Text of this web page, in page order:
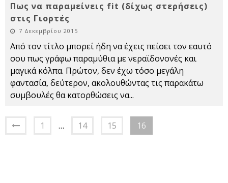
Πως να παραμείνεις fit (δίχως στερήσεις)
στις Γιορτές
7 Δεκεμβρίου 2015
Από τον τίτλο μπορεί ήδη να έχεις πείσει τον εαυτό
σου πως γράφω παραμύθια με νεραϊδονονές και
μαγικά κόλπα. Πρώτον, δεν έχω τόσο μεγάλη
φαντασία, δεύτερον, ακολουθώντας τις παρακάτω
συμβουλές θα κατορθώσεις να...
1 … 14 15 16